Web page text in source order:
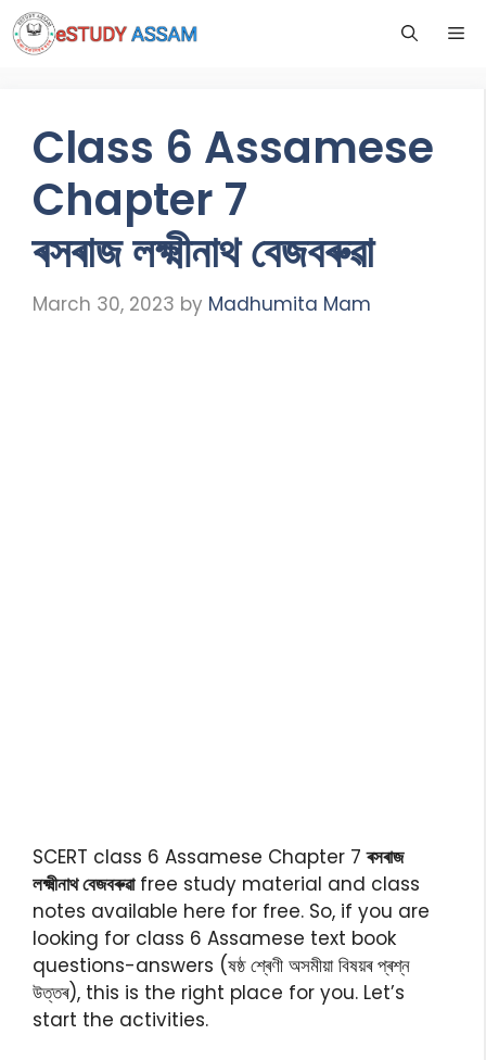
Class 6 Assamese
Chapter 7
ৰসৰাজ লক্ষ্মীনাথ বেজবৰুৱা
March 30, 2023 by Madhumita Mam
SCERT class 6 Assamese Chapter 7ৰসৰাজ
লক্ষ্মীনাথ বেজবৰুৱাfree study material and class
notes available here for free. So, if you are
looking for class 6 Assamese text book
questions-answers (ষষ্ঠ শ্ৰেণী অসমীয়া বিষয়ৰ প্ৰশ্ন
উত্তৰ), this is the right place for you. Let’s
start the activities.